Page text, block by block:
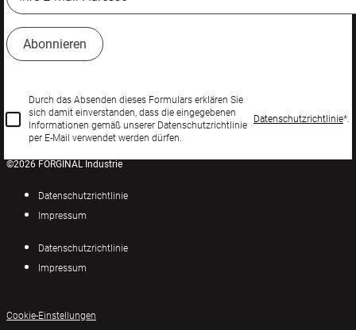
Durch das Absenden dieses Formulars erklären Sie
sich damit einverstanden, dass die eingegebenen
Informationen gemäß unserer Datenschutzrichtlinie
per E-Mail verwendet werden dürfen.
Datenschutzrichtlinie*.
©2026 FORGINAL Industrie
Datenschutzrichtlinie
Impressum
Datenschutzrichtlinie
Impressum
Cookie-Einstellungen